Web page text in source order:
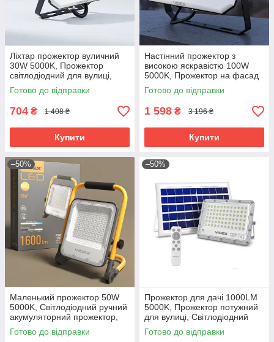
Ліхтар прожектор вуличний
30W 5000K, Прожектор
світлодіодний для вулиці,
Накладний прожектор
зовнішній, RYH
Готово до відправки
704 ₴ 1 408 ₴
Купити
Настінний прожектор з
високою яскравістю 100W
5000K, Прожектор на фасад
будинку, RYH
Готово до відправки
1 598 ₴ 3 196 ₴
Купити
–50%
Маленький прожектор 50W
5000K, Світлодіодний ручний
акумуляторний прожектор,
Світлодіодний прожектор від
акумулятора, RYH
Готово до відправки
–50%
Прожектор для дачі 1000LM
5000K, Прожектор потужний
для вулиці, Світлодіодний
прожектор вуличного
освітлення, RYH
Готово до відправки